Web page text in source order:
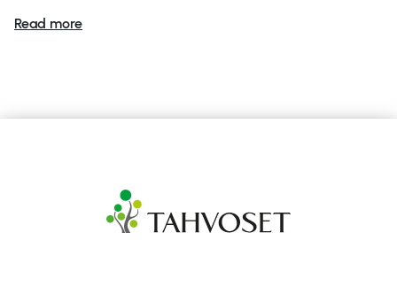
Read more